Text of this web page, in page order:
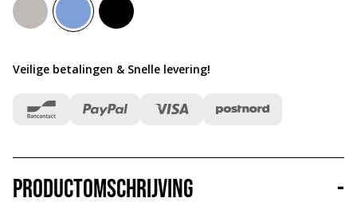
Veilige betalingen & Snelle levering!
Productomschrijving -